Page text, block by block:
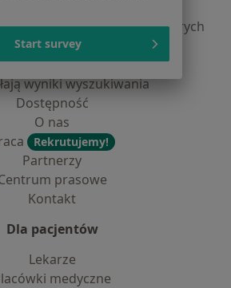
dla profesjonalistów, których
samodzielnie
Polityka cookies
wyniki wyszukiwania
Dostępność
O nas
Rekrutujemy!
Partnerzy
prasowe
Kontakt
Dla pacjentów
Lekarze
medyczne
Start survey